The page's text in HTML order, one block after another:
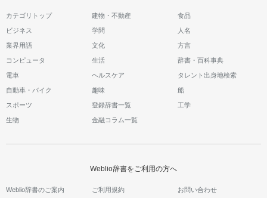
カテゴリトップ 建物・不動産 食品
ビジネス 学問 人名
業界用語 文化 方言
コンピュータ 生活 辞書・百科事典
電車 ヘルスケア タレント出身地検索
自動車・バイク 趣味 船
スポーツ 登録辞書一覧 工学
生物 金融コラム一覧
Weblio辞書をご利用の方へ
Weblio辞書のご案内 ご利用規約 お問い合わせ